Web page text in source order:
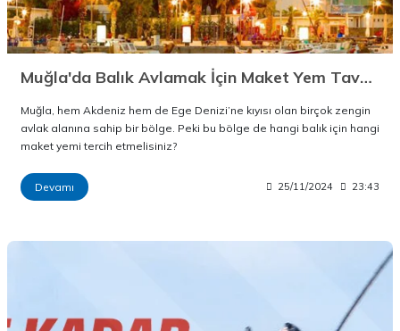
Muğla'da Balık Avlamak İçin Maket Yem Tavsiyeleri
Muğla, hem Akdeniz hem de Ege Denizi’ne kıyısı olan birçok zengin
avlak alanına sahip bir bölge. Peki bu bölge de hangi balık için hangi
maket yemi tercih etmelisiniz?
Devamı 25/11/2024 23:43